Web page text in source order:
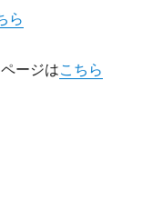
ら
ージはこちら